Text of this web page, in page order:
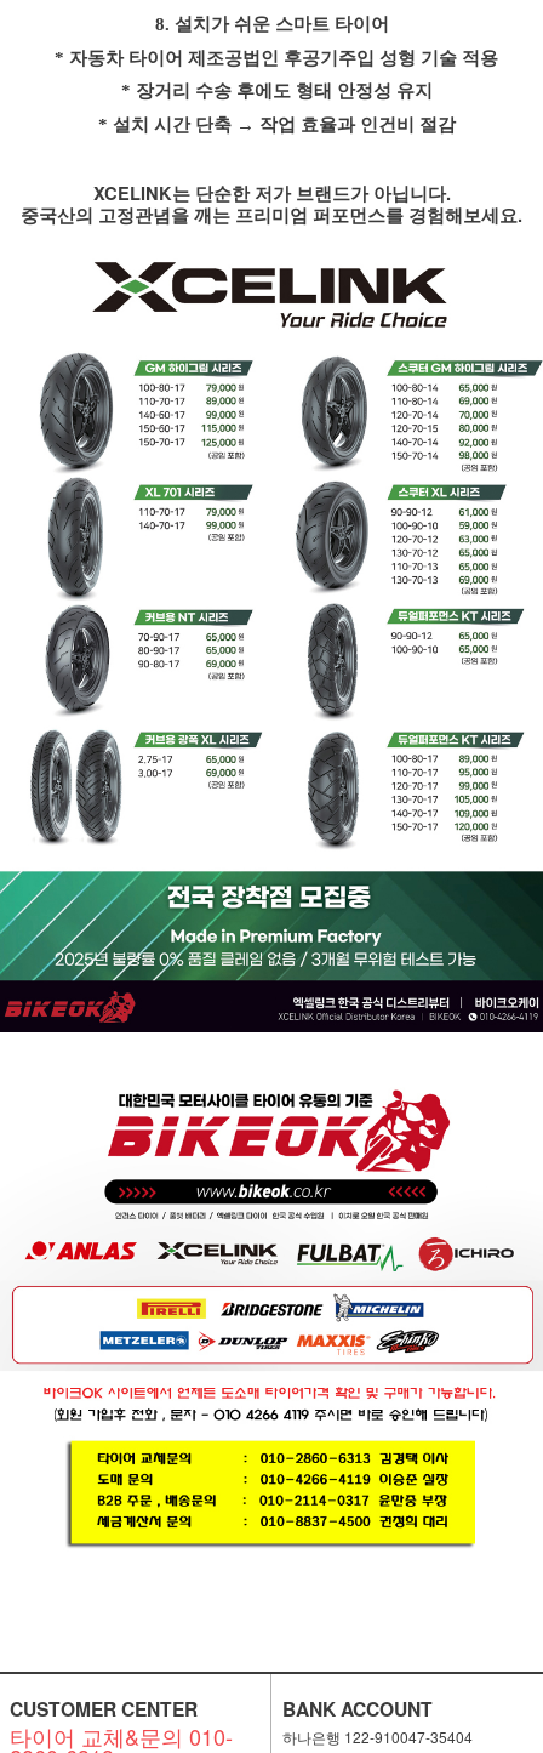
8. 설치가 쉬운 스마트 타이어
* 자동차 타이어 제조공법인 후공기주입 성형 기술 적용
* 장거리 수송 후에도 형태 안정성 유지
* 설치 시간 단축→ 작업 효율과 인건비 절감
XCELINK는 단순한 저가 브랜드가 아닙니다.
중국산의 고정관념을 깨는 프리미엄 퍼포먼스를 경험해보세요.
CUSTOMER CENTER
타이어 교체&문의 010-
BANK ACCOUNT
하나은행 122-910047-35404